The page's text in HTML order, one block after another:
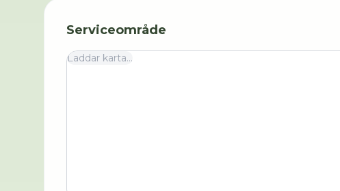
Serviceområde
Laddar karta...